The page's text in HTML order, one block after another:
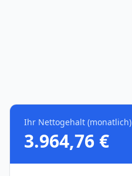
Ihr Nettogehalt (monatlich)
3.964,76 €